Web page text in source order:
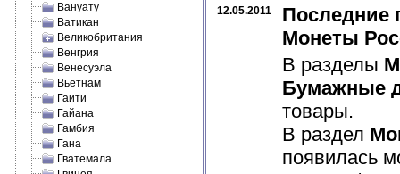
Вануату
Ватикан
Великобритания
Венгрия
Венесуэла
Вьетнам
Гаити
Гайана
Гамбия
Гана
Гватемала
12.05.2011
Последние
Монеты
В разделы
Бумажные
товары.
В раздел
появилась